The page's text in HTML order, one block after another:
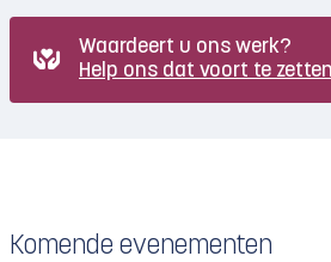
Waardeert u ons werk?
Help ons dat voort te
Komende evenementen